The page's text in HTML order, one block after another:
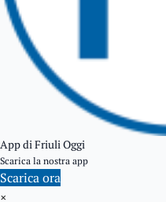
App di Friuli Oggi
Scarica la nostra app
Scarica ora
×